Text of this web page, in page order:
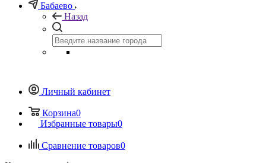
Бабаево
Назад
Личный кабинет
Корзина0
Избранные товары0
Сравнение товаров0